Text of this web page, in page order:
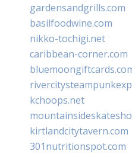
gardensandgrills.com
basilfoodwine.com
nikko-tochigi.net
caribbean-corner.com
kchoops.net
kirtlandcitytavern.com
301nutritionspot.com